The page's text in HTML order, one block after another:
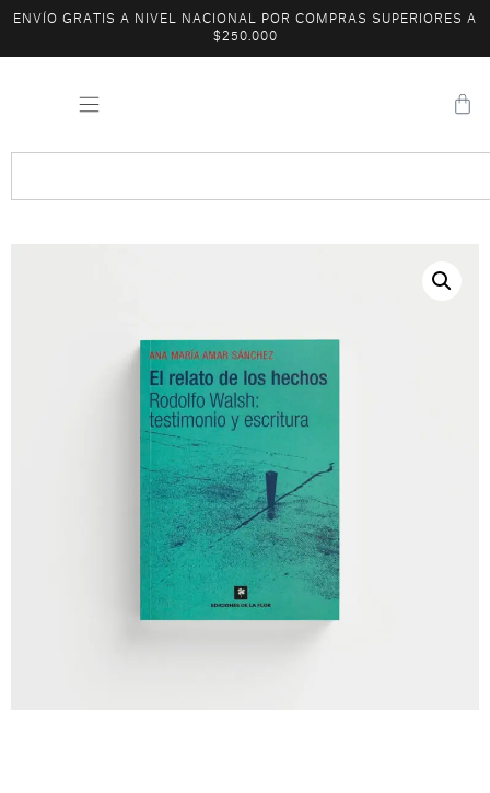
ENVÍO GRATIS A NIVEL NACIONAL POR COMPRAS SUPERIORES A
$250.000